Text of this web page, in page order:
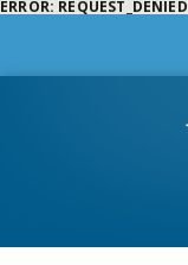
ERROR: REQUEST_DENIED